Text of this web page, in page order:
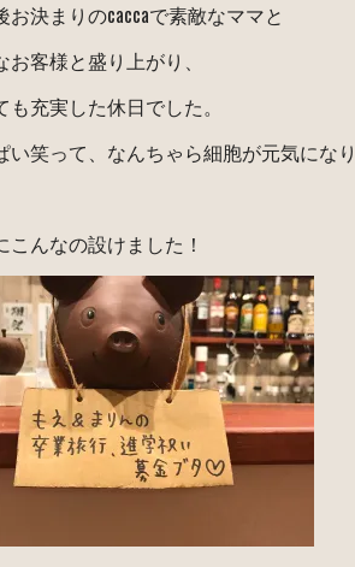
お決まりのcaccaで素敵なママと
お客様と盛り上がり、
も充実した休日でした。
い笑って、なんちゃら細胞が元気にな
こんなの設けました！